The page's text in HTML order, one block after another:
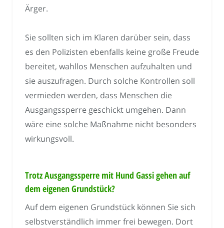
Ärger.
Sie sollten sich im Klaren darüber sein, dass
es den Polizisten ebenfalls keine große Freude
bereitet, wahllos Menschen aufzuhalten und
sie auszufragen. Durch solche Kontrollen soll
vermieden werden, dass Menschen die
Ausgangssperre geschickt umgehen. Dann
wäre eine solche Maßnahme nicht besonders
wirkungsvoll.
Trotz Ausgangssperre mit Hund Gassi gehen auf
dem eigenen Grundstück?
Auf dem eigenen Grundstück können Sie sich
selbstverständlich immer frei bewegen. Dort